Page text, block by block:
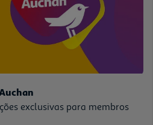
exclusivas para membros